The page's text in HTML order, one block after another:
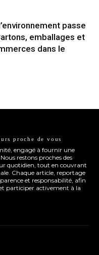
passe
emballages et
dans le
proche de vous
engagé à fournir une
restons proches des
quotidien, tout en couvrant
Chaque article, reportage
et responsabilité, afin
participer activement à la